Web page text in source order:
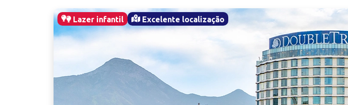
Lazer infantil Excelente localização